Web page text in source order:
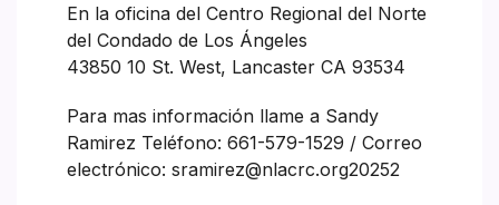
En la oficina del Centro Regional del Norte
del Condado de Los Ángeles
43850 10 St. West, Lancaster CA 93534
Para mas información llame a Sandy
Ramirez Teléfono: 661-579-1529 / Correo
electrónico: sramirez@nlacrc.org20252